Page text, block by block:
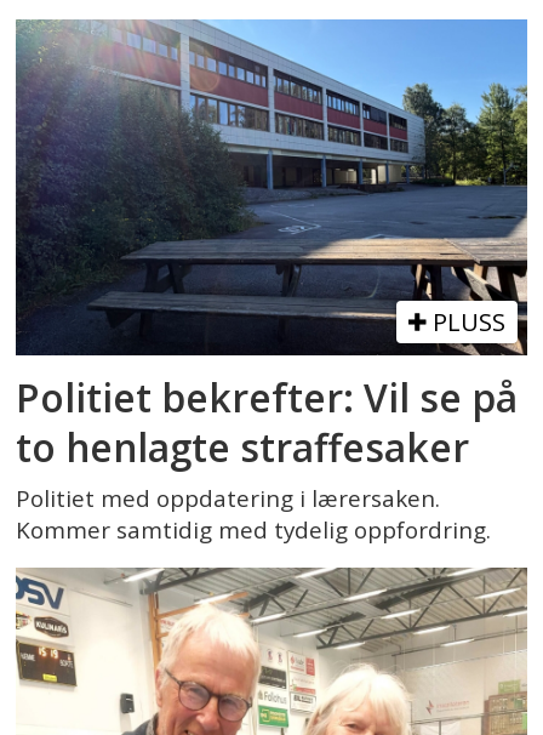
PLUSS
Politiet bekrefter: Vil se på
to henlagte straffesaker
Politiet med oppdatering i lærersaken.
Kommer samtidig med tydelig oppfordring.